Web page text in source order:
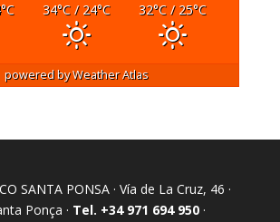
°C 34°C/ 24°C 32°C/ 25°C
powered byWeather Atlas
SANTA PONSA · Vía de La Cruz, 46 ·
Ponça · Tel. +34 971 694 950·